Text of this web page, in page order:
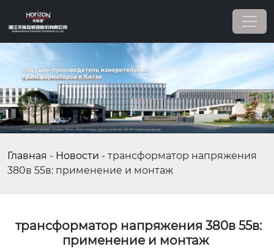
Главная - Новости - трансформатор напряжения
380в 55в: применение и монтаж
трансформатор напряжения 380в 55в:
применение и монтаж